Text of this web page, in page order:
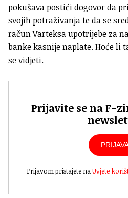
pokušava postići dogovor da
svojih potraživanja te da se
račun Varteksa upotrijebe za
banke kasnije naplate. Hoće li
se vidjeti.
Prijavite se na F-
Prijavom pristajete na Uvjete